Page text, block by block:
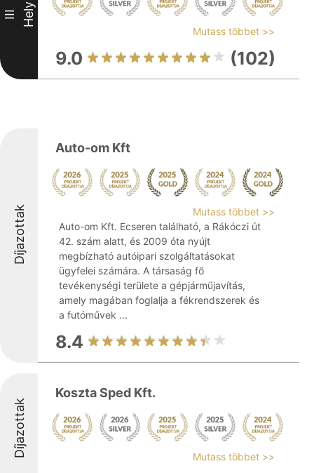
III Hely
Mutass többet >>
9.0 (102)
Díjazottak
Auto-om Kft
Mutass többet >>
Auto-om Kft. Ecseren található, a Rákóczi út
42. szám alatt, és 2009 óta nyújt
megbízható autóipari szolgáltatásokat
ügyfelei számára. A társaság fő
tevékenységi területe a gépjárműjavítás,
amely magában foglalja a fékrendszerek és
a futóművek ...
8.4
Díjazottak
Koszta Sped Kft.
Mutass többet >>